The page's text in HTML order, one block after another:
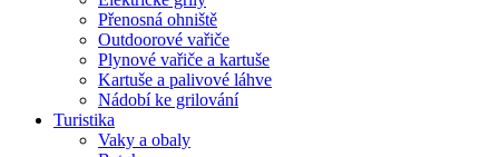
Přenosná ohniště
Outdoorové vařiče
Plynové vařiče a kartuše
Kartuše a palivové láhve
Nádobí ke grilování
Turistika
Vaky a obaly